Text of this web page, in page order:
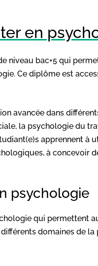
en
niveau bac+5 qui
Ce diplôme est
avancée dans
la psychologie du
apprennent à
à concevoir
psychologie
qui permettent
domaines de